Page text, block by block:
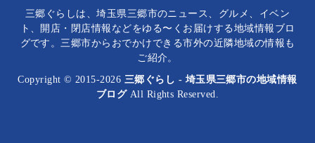
三郷ぐらしは、埼玉県三郷市のニュース、グルメ、イベン
ト、開店・閉店情報などをゆる〜くお届けする地域情報ブロ
グです。三郷市からおでかけできる市外の近隣地域の情報も
ご紹介。
Copyright © 2015-2026 三郷ぐらし - 埼玉県三郷市の地域情報
ブログAll Rights Reserved.